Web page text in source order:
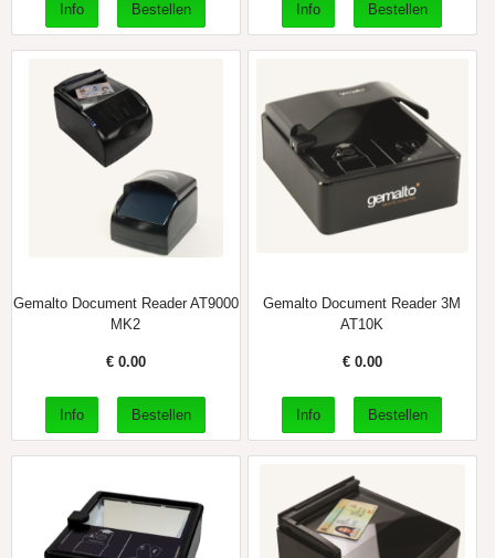
Gemalto Document Reader AT9000
MK2
€ 0.00
Gemalto Document Reader 3M
AT10K
€ 0.00